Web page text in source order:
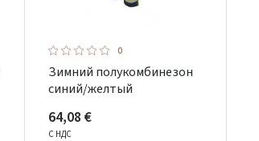
0
Зимний полукомбинезон
синий/желтый
64,08 €
С НДС